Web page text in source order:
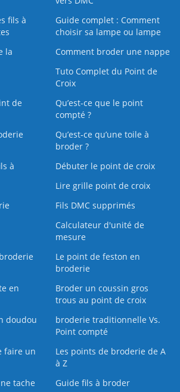
fils à
Guide complet : Comment
choisir sa lampe ou lampe
la
Comment broder une nappe
Tuto Complet du Point de
Croix
de
Qu’est-ce que le point
compté ?
Qu’est‑ce qu’une toile à
broder ?
à
Débuter le point de croix
Lire grille point de croix
Fils DMC supprimés
Calculateur d'unité de
mesure
Le point de feston en
broderie
en
Broder un coussin gros
trous au point de croix
doudou
broderie traditionnelle Vs.
Point compté
faire un
Les points de broderie de A
à Z
tache
Guide fils à broder